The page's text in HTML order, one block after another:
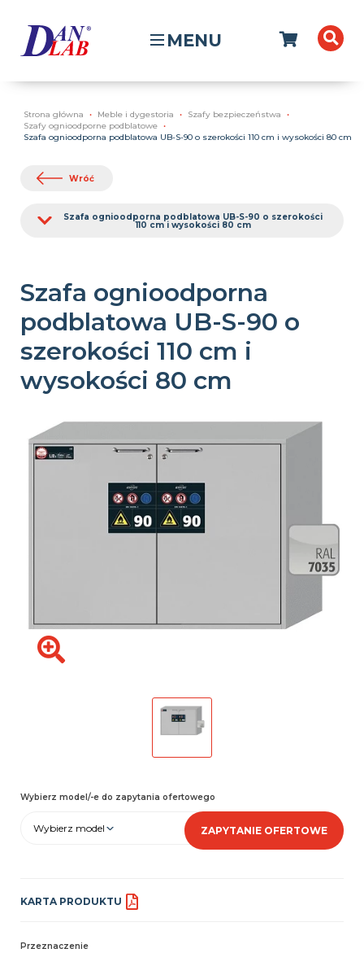
MENU
Strona główna Meble i dygestoria
Szafy bezpieczeństwa
Szafy ognioodporne podblatowe
Szafa ognioodporna podblatowa UB-S-90 o szerokości 110 cm i wysokości 80 cm
Wróć
Szafa ognioodporna podblatowa UB-S-90 o szerokości
110 cm i wysokości 80 cm
Szafa ognioodporna
podblatowa UB-S-90 o
szerokości 110 cm i
wysokości 80 cm
Wybierz model/-e do zapytania ofertowego
Wybierz model ZAPYTANIE OFERTOWE
KARTA PRODUKTU
Przeznaczenie